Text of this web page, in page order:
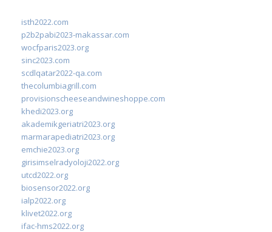
isth2022.com
p2b2pabi2023-makassar.com
wocfparis2023.org
sinc2023.com
scdlqatar2022-qa.com
thecolumbiagrill.com
provisionscheeseandwineshoppe.com
khedi2023.org
akademikgeriatri2023.org
marmarapediatri2023.org
emchie2023.org
girisimselradyoloji2022.org
utcd2022.org
biosensor2022.org
ialp2022.org
klivet2022.org
ifac-hms2022.org